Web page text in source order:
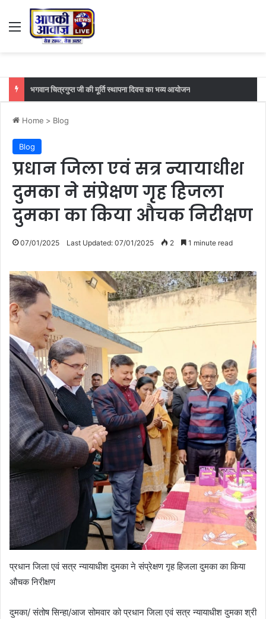
Menu
भगवान चित्रगुप्त जी की मूर्ति स्थापना दिवस का भव्य आयोजन
Home > Blog
Blog
प्रधान जिला एवं सत्र न्यायाधीश
दुमका ने संप्रेक्षण गृह हिजला
दुमका का किया औचक निरीक्षण
07/01/2025 Last Updated: 07/01/2025 2 1 minute read
प्रधान जिला एवं सत्र न्यायाधीश दुमका ने संप्रेक्षण गृह हिजला दुमका का किया
औचक निरीक्षण
दुमका/ संतोष सिन्हा/आज सोमवार को प्रधान जिला एवं सत्र न्यायाधीश दुमका श्री